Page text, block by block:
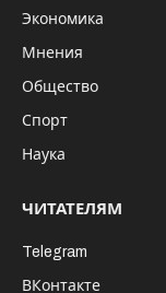
Экономика
Мнения
Общество
Спорт
Наука
ЧИТАТЕЛЯМ
Telegram
ВКонтакте